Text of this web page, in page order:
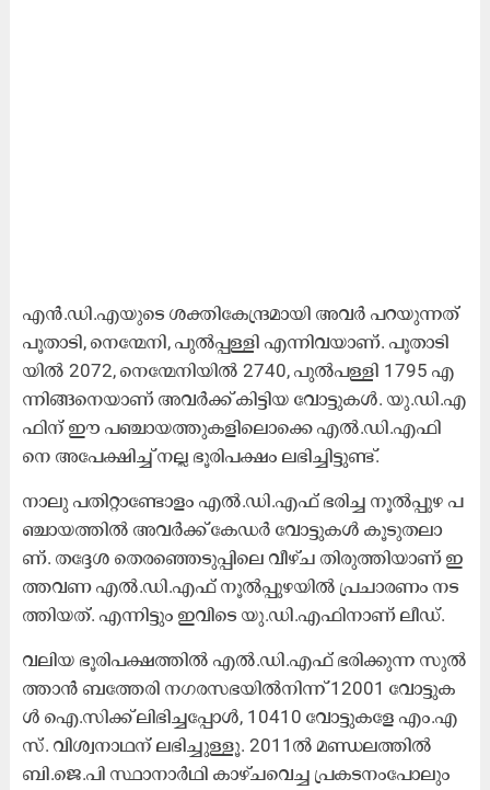
എ​ൻ.​ഡി.​എ​യു​ടെ ശ​ക്തി​കേ​ന്ദ്ര​മാ​യി അ​വ​ർ പ​റ​യു​ന്ന​ത്
പൂ​താ​ടി, നെ​ന്മേ​നി, പു​ൽ​പ്പ​ള്ളി എ​ന്നി​വ​യാ​ണ്. പൂ​താ​ടി​
യി​ൽ 2072, നെ​ന്മേ​നി​യി​ൽ 2740, പു​ൽ​പ​ള്ളി 1795 എ​
ന്നി​ങ്ങ​നെ​യാ​ണ് അ​വ​ർ​ക്ക് കി​ട്ടി​യ വോ​ട്ടു​ക​ൾ. യു.​ഡി.​എ​
ഫി​ന് ഈ ​പ​ഞ്ചാ​യ​ത്തു​ക​ളി​ലൊ​ക്കെ എ​ൽ.​ഡി.​എ​ഫി​
നെ അ​പേ​ക്ഷി​ച്ച് ന​ല്ല ഭൂ​രി​പ​ക്ഷം ല​ഭി​ച്ചി​ട്ടു​ണ്ട്.
നാ​ലു പ​തി​റ്റാ​ണ്ടോ​ളം എ​ൽ.​ഡി.​എ​ഫ് ഭ​രി​ച്ച നൂ​ൽ​പ്പു​ഴ പ​
ഞ്ചാ​യ​ത്തി​ൽ അ​വ​ർ​ക്ക് കേ​ഡ​ർ വോ​ട്ടു​ക​ൾ കൂ​ടു​ത​ലാ​
ണ്. ത​ദ്ദേ​ശ തെ​ര​ഞ്ഞെ​ടു​പ്പി​ലെ വീ​ഴ്ച തി​രു​ത്തി​യാ​ണ് ഇ​
ത്ത​വ​ണ എ​ൽ.​ഡി.​എ​ഫ് നൂ​ൽ​പ്പു​ഴ​യി​ൽ പ്ര​ചാ​ര​ണം ന​ട​
ത്തി​യ​ത്. എ​ന്നി​ട്ടും ഇ​വി​ടെ യു.​ഡി.​എ​ഫി​നാ​ണ് ലീ​ഡ്.
വ​ലി​യ ഭൂ​രി​പ​ക്ഷ​ത്തി​ൽ എ​ൽ.​ഡി.​എ​ഫ് ഭ​രി​ക്കു​ന്ന സു​ൽ​
ത്താ​ൻ ബ​ത്തേ​രി ന​ഗ​ര​സ​ഭ​യി​ൽ​നി​ന്ന്​ 12001 വോ​ട്ടു​ക​
ൾ ഐ.​സി​ക്ക് ലി​ഭി​ച്ച​പ്പോ​ൾ, 10410 വോ​ട്ടു​ക​േ​ള എം.​എ​
സ്. വി​ശ്വ​നാ​ഥ​ന് ല​ഭി​ച്ചു​ള്ളൂ. 2011ൽ ​മ​ണ്ഡ​ല​ത്തി​ൽ
ബി.​ജെ.​പി സ്ഥാ​നാ​ർ​ഥി കാ​ഴ്ച​വെ​ച്ച പ്ര​ക​ട​നം​പോ​ലും